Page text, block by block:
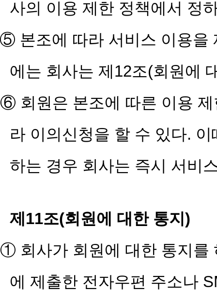
사의 이용 제한 정책에서 정
본조에 따라 서비스 이용을
에는 회사는 제12조(회원에
⑥ 회원은 본조에 따른 이용
라 이의신청을 할 수 있다.
하는 경우 회사는 즉시 서비
제11조(회원에 대한 통지)
① 회사가 회원에 대한 통지를
에 제출한 전자우편 주소나